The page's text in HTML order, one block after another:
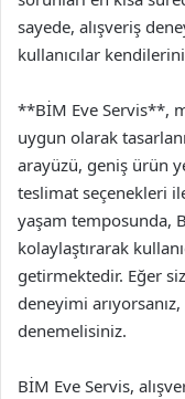
sayede, alışveriş
kullanıcılar
**BİM Eve Servis**,
uygun olarak
arayüzü, geniş ürün
teslimat seçenekleri
yaşam temposunda,
kolaylaştırarak
getirmektedir. Eğer
deneyimi
denemelisiniz.
BİM Eve Servis,